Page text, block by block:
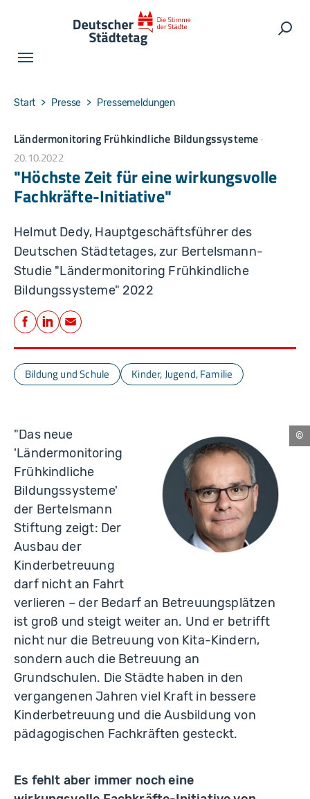
You are here:
Start Presse Pressemeldungen
Ländermonitoring Frühkindliche Bildungssysteme
20.10.2022
"Höchste Zeit für eine wirkungsvolle
Fachkräfte-Initiative"
Helmut Dedy, Hauptgeschäftsführer des
Deutschen Städtetages, zur Bertelsmann-
Studie "Ländermonitoring Frühkindliche
Bildungssysteme" 2022
Teilen
Facebook
LinkedIn
E-Mail
Bildung und Schule Kinder, Jugend, Familie
"Das neue
'Ländermonitoring
Frühkindliche
Bildungssysteme'
der Bertelsmann
Stiftung zeigt: Der
Ausbau der
Kinderbetreuung
darf nicht an Fahrt
verlieren – der Bedarf an Betreuungsplätzen
ist groß und steigt weiter an. Und er betrifft
nicht nur die Betreuung von Kita-Kindern,
sondern auch die Betreuung an
Grundschulen. Die Städte haben in den
vergangenen Jahren viel Kraft in bessere
Kinderbetreuung und die Ausbildung von
pädagogischen Fachkräften gesteckt.
Es fehlt aber immer noch eine